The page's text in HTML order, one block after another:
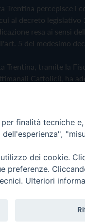
Trentina percepisce i
al decreto legislativo
resa ai sensi
5 del medesimo
Trentina, tramite la
Cattolici), ha
Policy Cookie
Editrice
finalità tecniche
dei cookie.
preferenze.
Ulteriori